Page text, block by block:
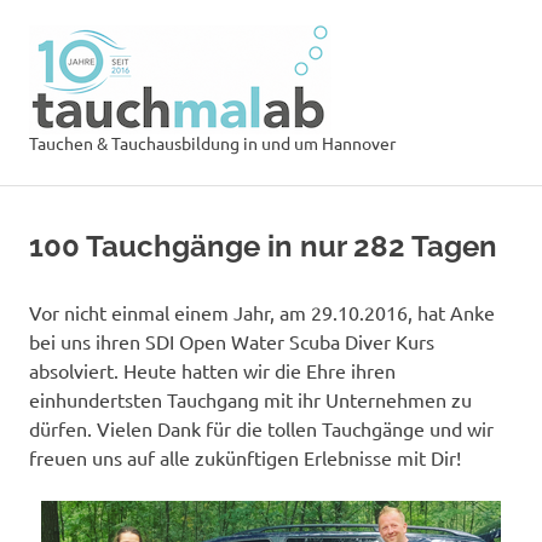
Inhalt
springen
Tauchen & Tauchausbildung in und um Hannover
100 Tauchgänge in nur 282 Tagen
Vor nicht einmal einem Jahr, am 29.10.2016, hat Anke
bei uns ihren SDI Open Water Scuba Diver Kurs
absolviert. Heute hatten wir die Ehre ihren
einhundertsten Tauchgang mit ihr Unternehmen zu
dürfen. Vielen Dank für die tollen Tauchgänge und wir
freuen uns auf alle zukünftigen Erlebnisse mit Dir!